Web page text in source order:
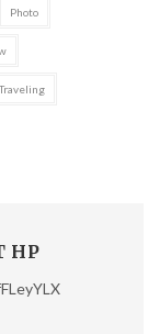
Photo
Traveling
HP